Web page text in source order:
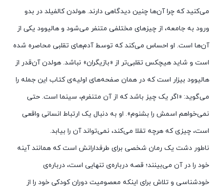
می‌کنید که چرا آن‌ها چنین دیدگاهی دارند. هولدن کالفیلد در بدو
ورود به جامعه، از چیزهای مختلفی متنفر می‌شود و هالیوود یکی از
آن‌ها است. او احساس می‌کند که توسط آدم‌های تقلبی محاصره شده
است و شاید هیچکس تقلبی‌تر از «بازیگران» نباشد. هولدن آن‌‎قدر از
هالیوود بیزار است که در همان صفحه‌های اولیه‌ی کتاب این جمله را
می‌گوید: «اگر یک چیز باشد که از آن متنفرم، سینما است. حتی
نمی‌خواهم اسمش را بشنوم». او به دنبال یک ارتباط انسانی واقعی
است، چیزی که هرچه تقلا می‌کند، نمی‌تواند آن را بیابد.
ناطور دشت یک رمان شخصی برای طرفدارانش است که همانند آینه
خود را در آن می‌بینند؛ قصه درباره‌ی تنهایی است، درباره‌ی
خودشناسی و تلاش برای اینکه معصومیت دوران کودکی خود را از